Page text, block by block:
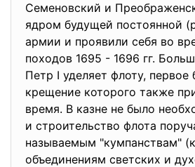
Семеновский и
ядром будущей постоянной
армии и проявили себя во
походов 1695 - 1696 гг.
Петр I уделяет флоту, первое
крещение которого также
время. В казне не было
и строительство флота
называемым "кумпанствам"
объединениям светских и